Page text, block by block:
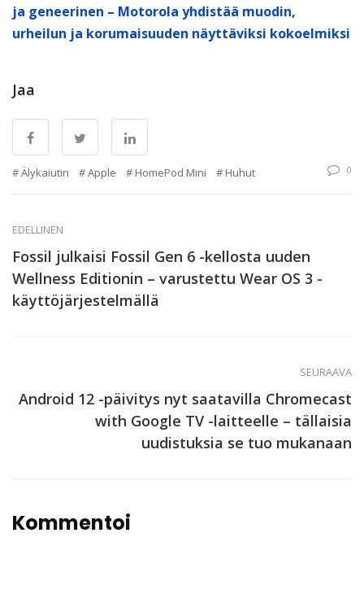
ja geneerinen – Motorola yhdistää muodin,
urheilun ja korumaisuuden näyttäviksi kokoelmiksi
Jaa
Älykaiutin Apple HomePod Mini Huhut 0
EDELLINEN
Fossil julkaisi Fossil Gen 6 -kellosta uuden
Wellness Editionin – varustettu Wear OS 3 -
käyttöjärjestelmällä
SEURAAVA
Android 12 -päivitys nyt saatavilla Chromecast
with Google TV -laitteelle – tällaisia
uudistuksia se tuo mukanaan
Kommentoi